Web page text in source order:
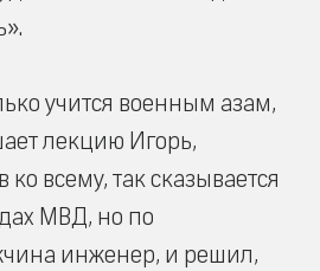
учится военным азам,
лекцию Игорь,
всему, так сказывается
МВД, но по
инженер, и решил,